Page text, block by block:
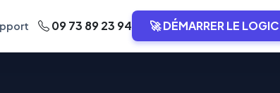
09 73 89 23 94 🚀 DÉMARRER LE